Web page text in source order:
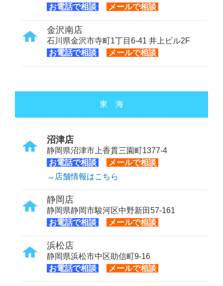
お電話で相談
メールで相談
金沢南店
石川県金沢市寺町1丁目6-41 井上ビル2F
お電話で相談
メールで相談
東 海
沼津店
静岡県沼津市上香貫三園町1377-4
お電話で相談
メールで相談
→店舗情報はこちら
静岡店
静岡県静岡市駿河区中野新田57-161
お電話で相談
メールで相談
浜松店
静岡県浜松市中区助信町9-16
お電話で相談
メールで相談